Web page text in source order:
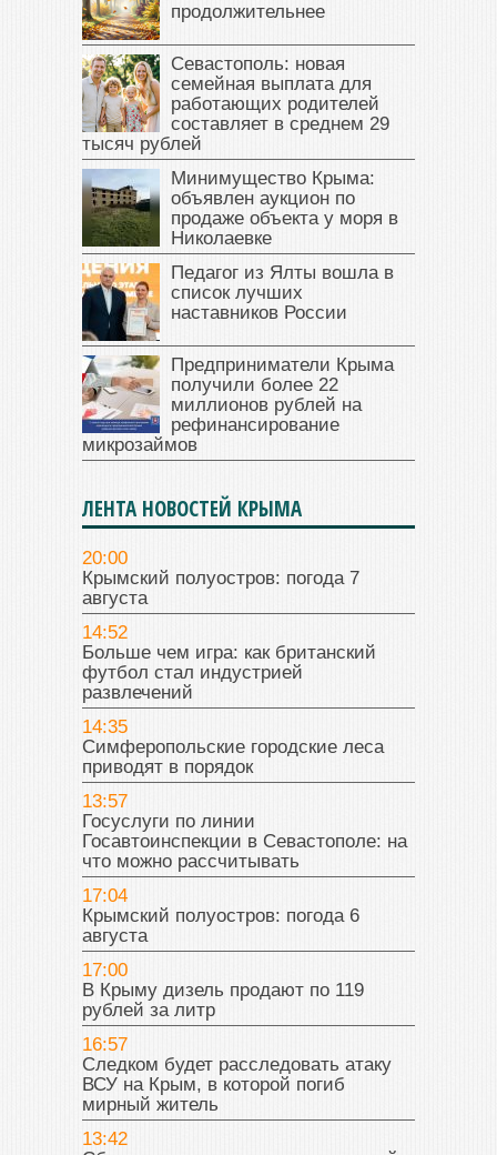
продолжительнее
Севастополь: новая
семейная выплата для
работающих родителей
составляет в среднем 29
тысяч рублей
Минимущество Крыма:
объявлен аукцион по
продаже объекта у моря в
Николаевке
Педагог из Ялты вошла в
список лучших
наставников России
Предприниматели Крыма
получили более 22
миллионов рублей на
рефинансирование
микрозаймов
ЛЕНТА НОВОСТЕЙ КРЫМА
20:00
Крымский полуостров: погода 7
августа
14:52
Больше чем игра: как британский
футбол стал индустрией
развлечений
14:35
Симферопольские городские леса
приводят в порядок
13:57
Госуслуги по линии
Госавтоинспекции в Севастополе: на
что можно рассчитывать
17:04
Крымский полуостров: погода 6
августа
17:00
В Крыму дизель продают по 119
рублей за литр
16:57
Следком будет расследовать атаку
ВСУ на Крым, в которой погиб
мирный житель
13:42